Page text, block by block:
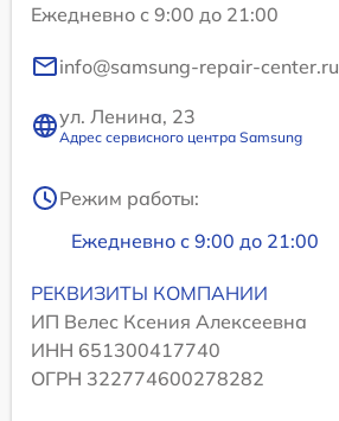
Ежедневно с 9:00 до 21:00
info@samsung-repair-center.ru
ул. Ленина, 23
Адрес сервисного центра Samsung
Режим работы:
Ежедневно с 9:00 до 21:00
РЕКВИЗИТЫ КОМПАНИИ
ИП Велес Ксения Алексеевна
ИНН 651300417740
ОГРН 322774600278282